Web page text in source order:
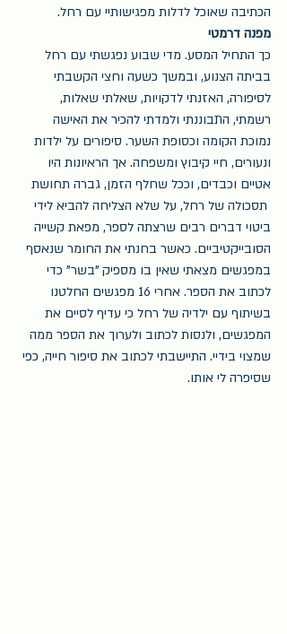
הכתיבה שאוכל לדלות מפגישותיי עם רחל.
מפנה דרמטי
כך התחיל המסע. מדי שבוע נפגשתי עם רחל
בביתה הצנוע, ובמשך כשעה וחצי הקשבתי
לסיפורה, האזנתי לדקויות, שאלתי שאלות,
רשמתי, התבוננתי ולמדתי להכיר את האישה
נמוכת הקומה וכסופת השער. סיפורים על ילדות
ונעורים, חיי קיבוץ ומשפחה. אך הראיונות היו
אטיים וכבדים, וככל שחלף הזמן, גברה תחושת
תסכולה של רחל, על שלא הצליחה להביא לידי
ביטוי דברים רבים שרצתה לספר, מפאת קשייה
הסובייקטיביים. כאשר בחנתי את החומר שנאסף
במפגשים מצאתי שאין בו מספיק "בשר" כדי
לכתוב את הספר. אחרי 16 מפגשים החלטנו
בשיתוף עם ילדיה של רחל כי עדיף לסיים את
המפגשים, ולנסות לכתוב ולערוך את הספר ממה
שמצוי בידיי. התיישבתי לכתוב את סיפור חייה, כפי
שסיפרה לי אותו.